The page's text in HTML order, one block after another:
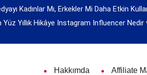
Kadınlar Mı, Erkekler Mi Daha Etkin
Yıllık Hikâye Instagram Influencer Nedir
Hakkımda Affiliate